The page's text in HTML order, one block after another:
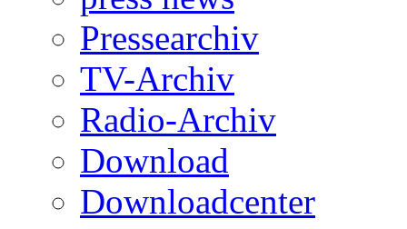
Pressearchiv
TV-Archiv
Radio-Archiv
Download
Downloadcenter